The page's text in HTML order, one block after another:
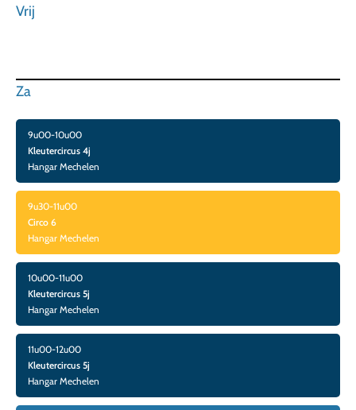
Vrij
Za
9u00-10u00
Kleutercircus 4j
Hangar Mechelen
9u30-11u00
Circo 6
Hangar Mechelen
10u00-11u00
Kleutercircus 5j
Hangar Mechelen
11u00-12u00
Kleutercircus 5j
Hangar Mechelen